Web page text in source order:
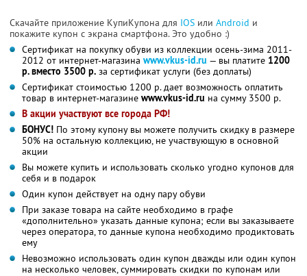
Скачайте приложение КупиКупона для IOS или Android и
покажите купон с экрана смартфона. Это удобно :)
Сертификат на покупку обуви из коллекции осень-зима 2011-
2012 от интернет-магазина www.vkus-id.ru — вы платите 1200
р. вместо 3500 р. за сертификат услуги (без доплаты)
Сертификат стоимостью 1200 р. дает возможность оплатить
товар в интернет-магазине www.vkus-id.ru на сумму 3500 р.
В акции участвуют все города РФ!
БОНУС! По этому купону вы можете получить скидку в размере
50% на остальную коллекцию, не участвующую в основной
акции
Вы можете купить и использовать сколько угодно купонов для
себя и в подарок
Один купон действует на одну пару обуви
При заказе товара на сайте необходимо в графе
«дополнительно» указать данные купона; если вы заказываете
через оператора, то данные купона необходимо продиктовать
ему
Невозможно использовать один купон дважды или один купон
на несколько человек, суммировать скидки по купонам или